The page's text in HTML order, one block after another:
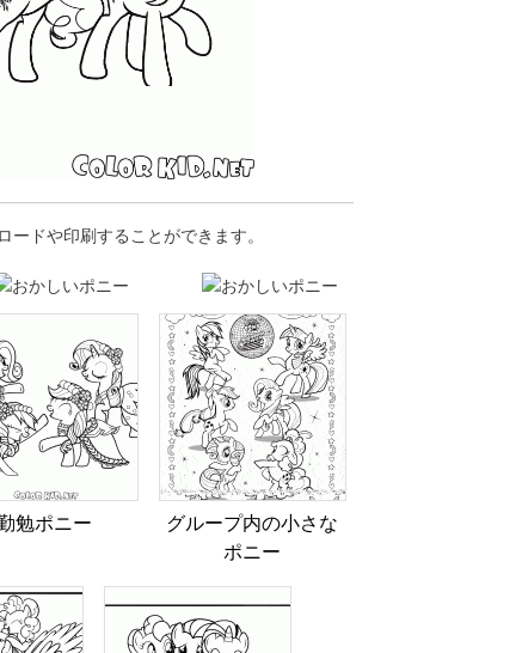
ドや印刷することができます。
勉ポニー
グループ内の小さな
ポニー